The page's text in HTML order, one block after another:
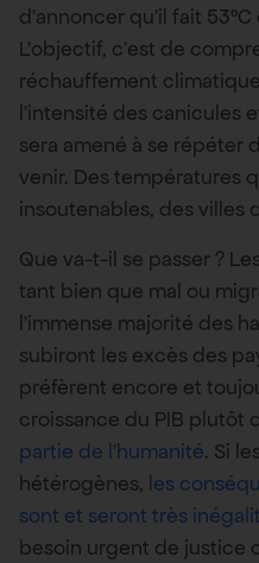
d’annoncer qu’il fait
L’objectif, c’est de
réchauffement
l’intensité des canicules
sera amené à se répéter
venir. Des températures
insoutenables, des villes
Que va-t-il se passer ?
tant bien que mal ou
l’immense majorité des
subiront les excès des
préfèrent encore et
croissance du PIB plutôt
partie de l’humanité. Si
hétérogènes, les
sont et seront très
besoin urgent de justice